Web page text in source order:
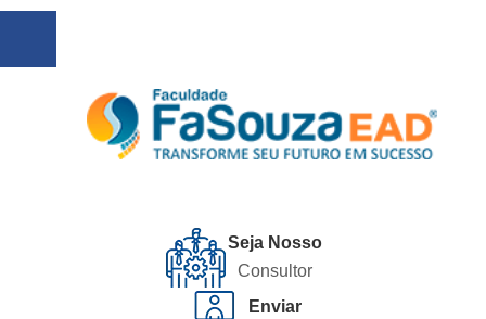
Seja Nosso
Consultor
Enviar